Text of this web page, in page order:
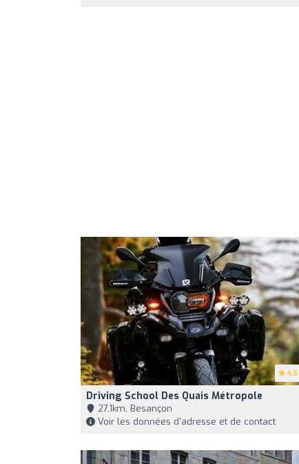
4.5
Driving School Des Quais Métropole
27,1km, Besançon
Voir les données d'adresse et de contact